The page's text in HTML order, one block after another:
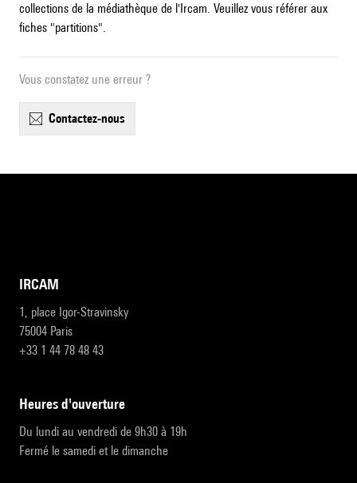
collections de la médiathèque de l'Ircam. Veuillez vous référer aux
fiches "partitions".
Vous constatez une erreur ?
contactez-nous
IRCAM
1, place Igor-Stravinsky
75004 Paris
+33 1 44 78 48 43
heures d'ouverture
Du lundi au vendredi de 9h30 à 19h
Fermé le samedi et le dimanche